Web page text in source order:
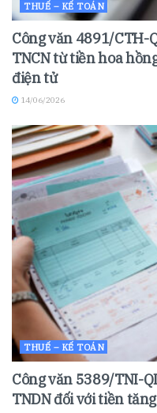
THUẾ – KẾ TOÁN
Công văn 4891/CTH-
TNCN từ tiền hoa
điện tử
14/06/2026
THUẾ – KẾ TOÁN
Công văn 5389/TNI-
TNDN đối với tiền